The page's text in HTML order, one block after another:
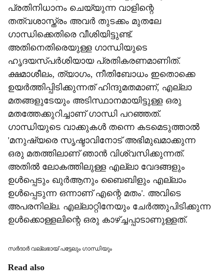
പ്രതിനിധാനം ചെയ്യുന്ന വാളിന്റെ
തത്വശാസ്ത്രം അവര്‍ തുടക്കം മുതലേ
ഗാന്ധിക്കെതിരെ വീശിയിട്ടുണ്ട്.
അതിനെതിരെയുള്ള ഗാന്ധിയുടെ
ഹൃദയസ്പര്‍ശിയായ പ്രതികരണമാണിത്.
ക്ഷമാശീലം, ത്യാഗം, നീതിബോധം ഇതൊക്കെ
ഉയര്‍ത്തിപ്പിടിക്കുന്നത് ഹിന്ദുമതമാണ്, എല്ലാ
മതങ്ങളുടേയും അടിസ്ഥാനമായിട്ടുള്ള ഒരു
മതത്തേക്കുറിച്ചാണ് ഗാന്ധി പറഞ്ഞത്.
ഗാന്ധിയുടെ വാക്കുകള്‍ തന്നെ കടമെടുത്താല്‍
'മനുഷ്യരെ സൃഷ്ടാവിനോട് അഭിമുഖമാക്കുന്ന
ഒരു മതത്തിലാണ് ഞാന്‍ വിശ്വസിക്കുന്നത്.
അതില്‍ ലോകത്തിലുള്ള എല്ലാ വേദങ്ങളും
ഉള്‍പ്പെടും ഖുര്‍ആനും ബൈബിളും എല്ലാം
ഉള്‍പ്പെടുന്ന ഒന്നാണ് എന്റെ മതം'. അവിടെ
അപരനില്ല. എല്ലാറ്റിനേയും ചേര്‍ത്തുപിടിക്കുന്ന
ഉള്‍ക്കൊള്ളലിന്റെ ഒരു കാഴ്ച്ചപ്പാടാണുള്ളത്.
സര്‍ദാര്‍ വല്ലഭായ് പട്ടേലും ഗാന്ധിയും
Read also